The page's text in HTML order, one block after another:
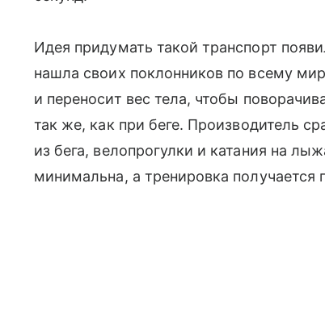
Идея придумать такой транспорт
нашла своих поклонников по всему
и переносит вес тела, чтобы
так же, как при беге. Производитель
из бега, велопрогулки и катания на
минимальна, а тренировка получается